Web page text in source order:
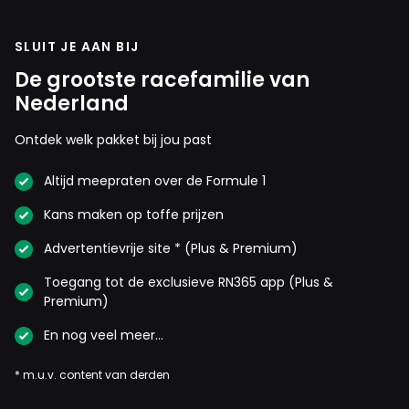
Ferrari al geen kampioen is geworden, voor het
laatst 2007 met mazzel toen HAM en ALO
elkaar het licht niet gunden in dat jaar.
11 maart 2024 14:28
Nounou, weer een record 'verpletterd'. Gelukkig blijft het
informatieve site mogen we er ook vanuit gaan dat beide
coureurs er vermoedelijk een hoop slaap over zullen
verliezen.
Hoots
SLUIT JE AAN BIJ
De grootste racefamilie van
Nederland
Ontdek welk pakket bij jou past
Altijd meepraten over de Formule 1
Kans maken op toffe prijzen
Advertentievrije site * (Plus & Premium)
Toegang tot de exclusieve RN365 app (Plus &
Premium)
En nog veel meer…
* m.u.v. content van derden